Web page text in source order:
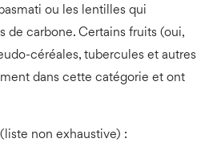
ou les lentilles qui
de carbone. Certains fruits (oui,
céréales, tubercules et autres
dans cette catégorie et ont
non exhaustive) :